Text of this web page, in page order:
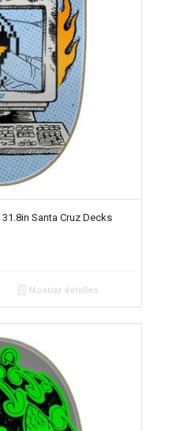
Santa Cruz Decks
Mostrar detalles